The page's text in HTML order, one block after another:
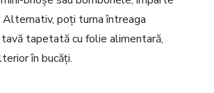
Alternativ, poți turna întreaga
tapetată cu folie alimentară,
în bucăți.